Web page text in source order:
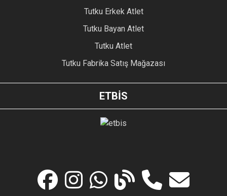
Tutku Erkek Atlet
Tutku Bayan Atlet
Tutku Atlet
Tutku Fabrika Satış Mağazası
ETBİS